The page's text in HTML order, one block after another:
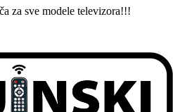
za sve modele televizora!!!